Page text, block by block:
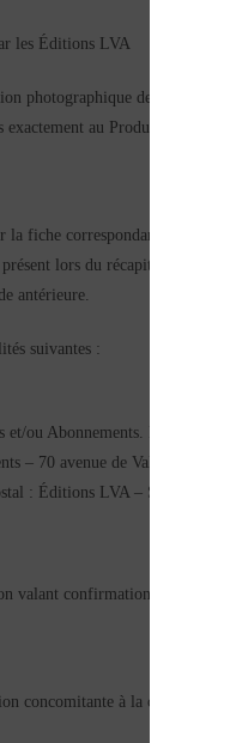
les Éditions LVA
photographique des
au Produit en lui-
la fiche correspondante, qui
présent lors du récapitulatif de
antérieure.
suivantes :
ou Abonnements. Les
– 70 avenue de Valvins –
: Éditions LVA – Service
valant confirmation de la
concomitante à la